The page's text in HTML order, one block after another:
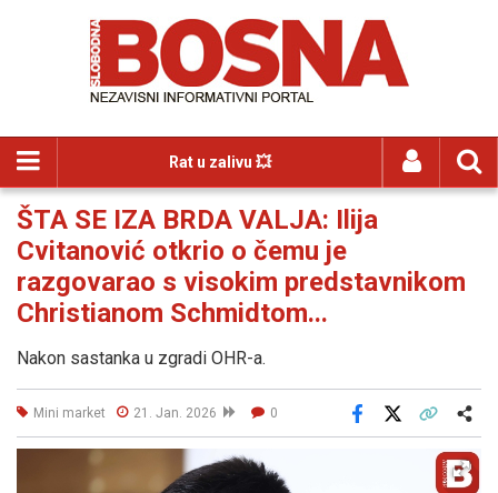
Rat u zalivu 💥
ŠTA SE IZA BRDA VALJA: Ilija
Cvitanović otkrio o čemu je
razgovarao s visokim predstavnikom
Christianom Schmidtom...
Nakon sastanka u zgradi OHR-a.
Mini market 21. Jan. 2026 0
Facebook